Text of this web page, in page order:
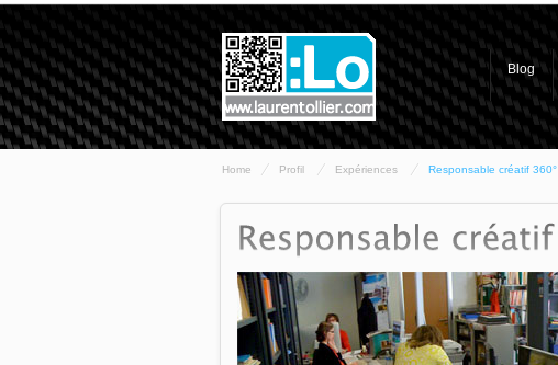
Blog
Home Profil Expériences Responsable créatif 360°